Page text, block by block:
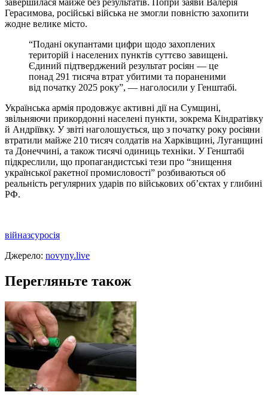
завершилася майже без результатів. Попри заяви Валерія
Герасимова, російські війська не змогли повністю захопити
жодне велике місто.
“Подані окупантами цифри щодо захоплених
територій і населених пунктів суттєво завищені.
Єдиний підтверджений результат росіян — це
понад 291 тисяча втрат убитими та пораненими
від початку 2025 року”, — наголосили у Генштабі.
Українська армія продовжує активні дії на Сумщині,
звільняючи прикордонні населені пункти, зокрема Кіндратівку
й Андріївку. У звіті наголошується, що з початку року росіяни
втратили майже 210 тисяч солдатів на Харківщині, Луганщині
та Донеччині, а також тисячі одиниць техніки. У Генштабі
підкреслили, що пропагандистські тези про “знищення
української ракетної промисловості” розбиваються об
реальність регулярних ударів по військових об’єктах у глибині
РФ.
війназсуросія
Джерело: novyny.live
Перегляньте також